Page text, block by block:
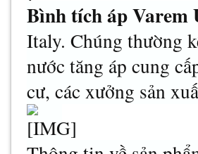
Bình tích áp Varem
Italy. Chúng thường
nước tăng áp cung
cư, các xưởng sản